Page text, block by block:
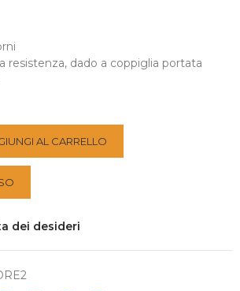
resistenza, dado a coppiglia portata
AL CARRELLO
dei desideri